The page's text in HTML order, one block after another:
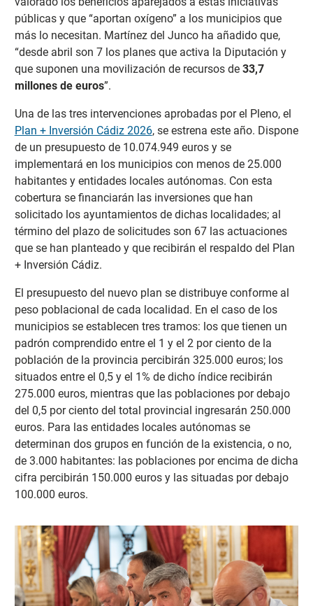
públicas y que “aportan oxígeno” a los municipios que
más lo necesitan. Martínez del Junco ha añadido que,
“desde abril son 7 los planes que activa la Diputación y
que suponen una movilización de recursos de 33,7
millones de euros”.
Una de las tres intervenciones aprobadas por el Pleno, el
Plan + Inversión Cádiz 2026, se estrena este año. Dispone
de un presupuesto de 10.074.949 euros y se
implementará en los municipios con menos de 25.000
habitantes y entidades locales autónomas. Con esta
cobertura se financiarán las inversiones que han
solicitado los ayuntamientos de dichas localidades; al
término del plazo de solicitudes son 67 las actuaciones
que se han planteado y que recibirán el respaldo del Plan
+ Inversión Cádiz.
El presupuesto del nuevo plan se distribuye conforme al
peso poblacional de cada localidad. En el caso de los
municipios se establecen tres tramos: los que tienen un
padrón comprendido entre el 1 y el 2 por ciento de la
población de la provincia percibirán 325.000 euros; los
situados entre el 0,5 y el 1% de dicho índice recibirán
275.000 euros, mientras que las poblaciones por debajo
del 0,5 por ciento del total provincial ingresarán 250.000
euros. Para las entidades locales autónomas se
determinan dos grupos en función de la existencia, o no,
de 3.000 habitantes: las poblaciones por encima de dicha
cifra percibirán 150.000 euros y las situadas por debajo
100.000 euros.